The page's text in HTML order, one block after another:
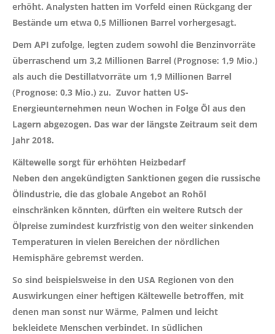
erhöht. Analysten hatten im Vorfeld einen Rückgang der
Bestände um etwa 0,5 Millionen Barrel vorhergesagt.
Dem API zufolge, legten zudem sowohl die Benzinvorräte
überraschend um 3,2 Millionen Barrel (Prognose: 1,9 Mio.)
als auch die Destillatvorräte um 1,9 Millionen Barrel
(Prognose: 0,3 Mio.) zu. Zuvor hatten US-
Energieunternehmen neun Wochen in Folge Öl aus den
Lagern abgezogen. Das war der längste Zeitraum seit dem
Jahr 2018.
Kältewelle sorgt für erhöhten Heizbedarf
Neben den angekündigten Sanktionen gegen die russische
Ölindustrie, die das globale Angebot an Rohöl
einschränken könnten, dürften ein weitere Rutsch der
Ölpreise zumindest kurzfristig von den weiter sinkenden
Temperaturen in vielen Bereichen der nördlichen
Hemisphäre gebremst werden.
So sind beispielsweise in den USA Regionen von den
Auswirkungen einer heftigen Kältewelle betroffen, mit
denen man sonst nur Wärme, Palmen und leicht
bekleidete Menschen verbindet. In südlichen